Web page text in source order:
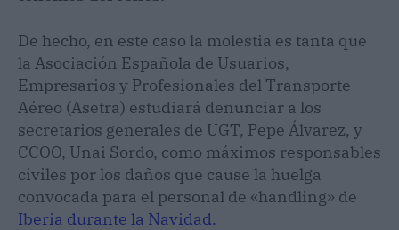
De hecho, en este caso la molestia es tanta que
la Asociación Española de Usuarios,
Empresarios y Profesionales del Transporte
Aéreo (Asetra) estudiará denunciar a los
secretarios generales de UGT, Pepe Álvarez, y
CCOO, Unai Sordo, como máximos responsables
civiles por los daños que cause la huelga
convocada para el personal de «handling» de
Iberia durante la Navidad.